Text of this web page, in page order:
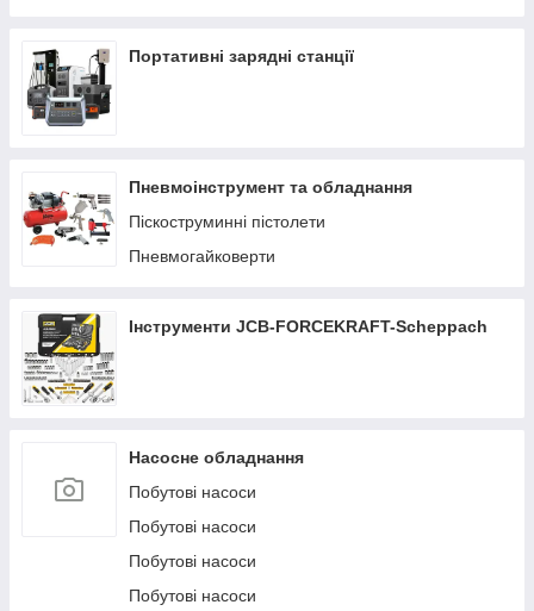
Заточувальні верстати
Портативні зарядні станції
Пневмоінструмент та обладнання
Піскоструминні пістолети
Пневмогайковерти
Інструменти JCB-FORCEKRAFT-Scheppach
Насосне обладнання
Побутові насоси
Побутові насоси
Побутові насоси
Побутові насоси